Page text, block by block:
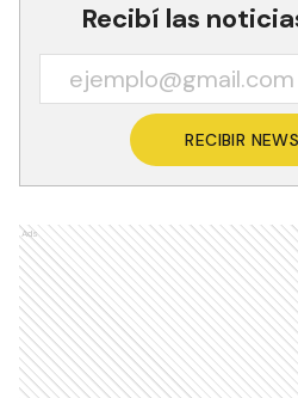
Recibí las
RECIBIR
Ads